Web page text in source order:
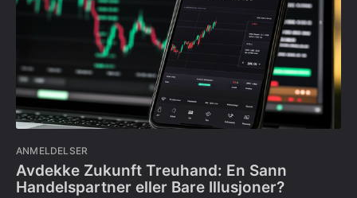
ANMELDELSER
Avdekke Zukunft Treuhand: En Sann
Handelspartner eller Bare Illusjoner?